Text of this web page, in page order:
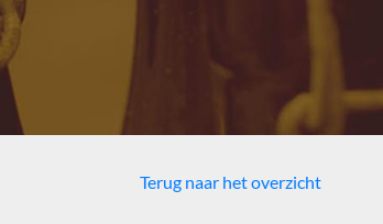
Terug naar het overzicht